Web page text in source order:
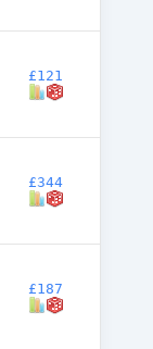
£121
£344
£187